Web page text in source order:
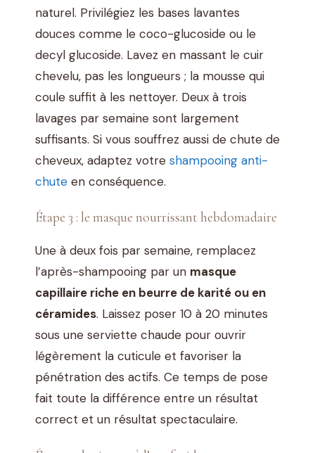
naturel. Privilégiez les bases lavantes
douces comme le coco-glucoside ou le
decyl glucoside. Lavez en massant le cuir
chevelu, pas les longueurs ; la mousse qui
coule suffit à les nettoyer. Deux à trois
lavages par semaine sont largement
suffisants. Si vous souffrez aussi de chute de
cheveux, adaptez votre shampooing anti-
chute en conséquence.
Étape 3 : le masque nourrissant hebdomadaire
Une à deux fois par semaine, remplacez
l’après-shampooing par un masque
capillaire riche en beurre de karité ou en
céramides. Laissez poser 10 à 20 minutes
sous une serviette chaude pour ouvrir
légèrement la cuticule et favoriser la
pénétration des actifs. Ce temps de pose
fait toute la différence entre un résultat
correct et un résultat spectaculaire.